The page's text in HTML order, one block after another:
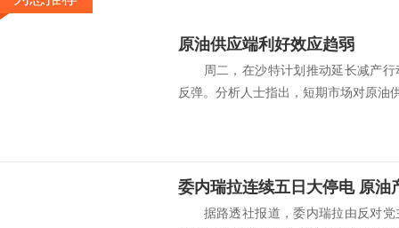
原油供应端利好效应趋弱
周二，在沙特计划推动延长减产行
反弹。分析人士指出，短期市场对原油
据路透社报道，委内瑞拉由反对党